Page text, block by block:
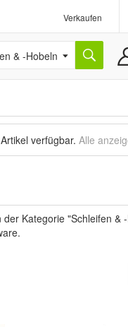
Verkaufen
& -Hobeln
verfügbar. Alle
Kategorie "Schleifen